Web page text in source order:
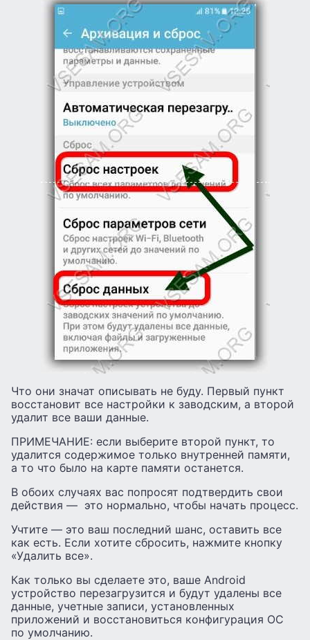
Что они значат описывать не буду. Первый пункт
восстановит все настройки к заводским, а второй
удалит все ваши данные.
ПРИМЕЧАНИЕ: если выберите второй пункт, то
удалится содержимое только внутренней памяти,
а то что было на карте памяти останется.
В обоих случаях вас попросят подтвердить свои
действия — это нормально, чтобы начать процесс.
Учтите — это ваш последний шанс, оставить все
как есть. Если хотите сбросить, нажмите кнопку
«Удалить все».
Как только вы сделаете это, ваше Android
устройство перезагрузится и будут удалены все
данные, учетные записи, установленных
приложений и восстановиться конфигурация ОС
по умолчанию.